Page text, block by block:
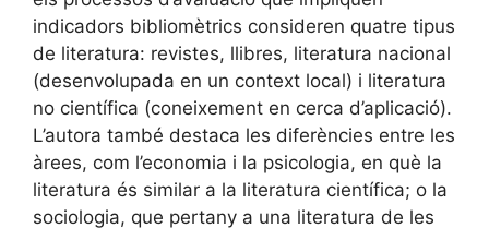
indicadors bibliomètrics consideren quatre tipus
de literatura: revistes, llibres, literatura nacional
(desenvolupada en un context local) i literatura
no científica (coneixement en cerca d’aplicació).
L’autora també destaca les diferències entre les
àrees, com l’economia i la psicologia, en què la
literatura és similar a la literatura científica; o la
sociologia, que pertany a una literatura de les